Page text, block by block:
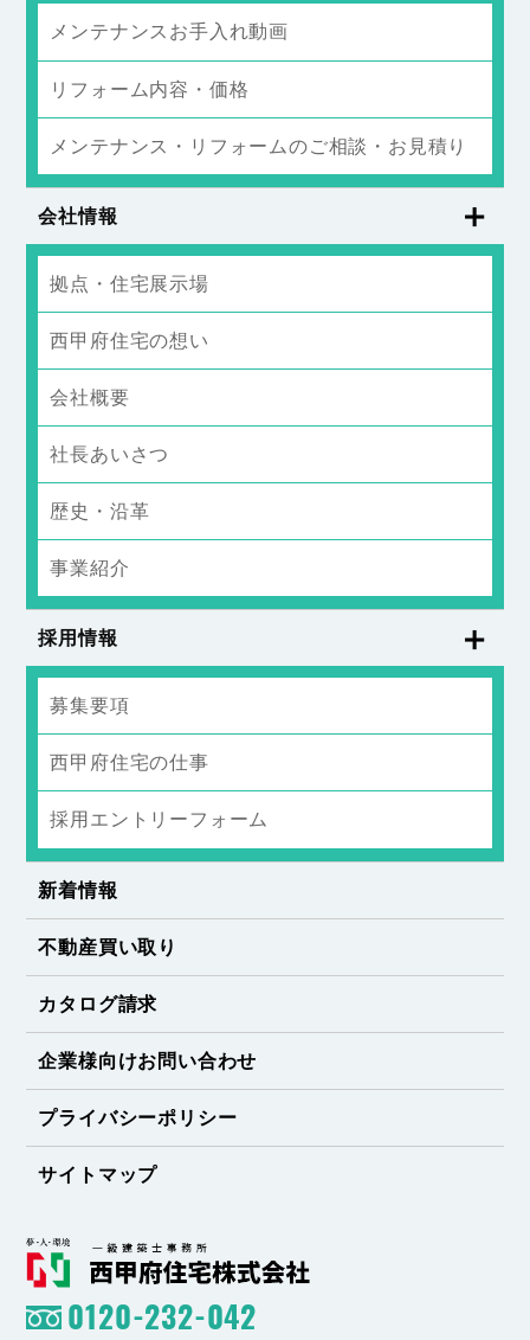
メンテナンスお手入れ動画
リフォーム内容・価格
メンテナンス・リフォームのご相談・お見積り
会社情報
拠点・住宅展示場
西甲府住宅の想い
会社概要
社長あいさつ
歴史・沿革
事業紹介
採用情報
募集要項
西甲府住宅の仕事
採用エントリーフォーム
新着情報
不動産買い取り
カタログ請求
企業様向けお問い合わせ
プライバシーポリシー
サイトマップ
0120-232-042